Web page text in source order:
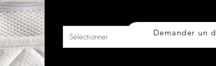
Sélectionner Demander un